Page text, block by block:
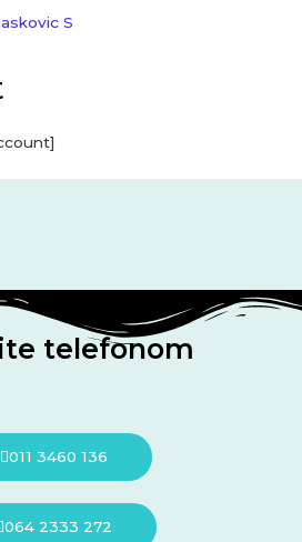
telefonom
011 3460 136
064 2333 272